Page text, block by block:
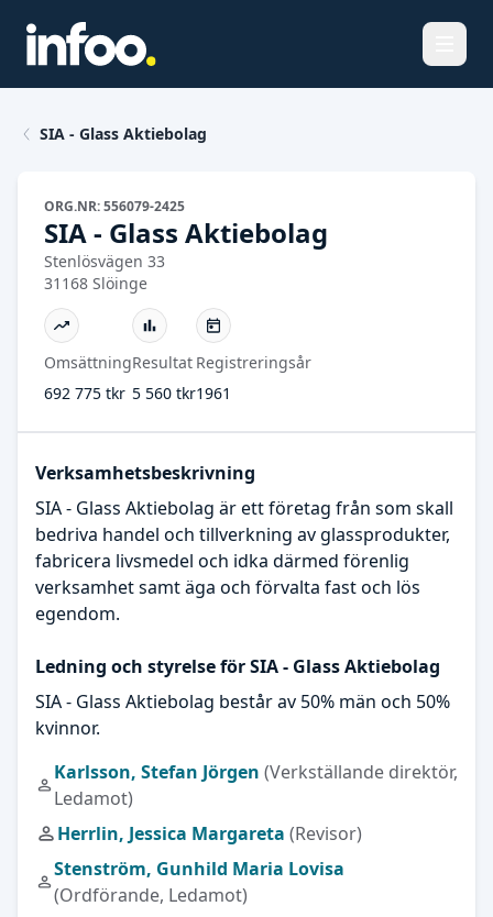
SIA - Glass Aktiebolag
ORG.NR: 556079-2425
SIA - Glass Aktiebolag
Stenlösvägen 33
31168 Slöinge
Omsättning
692 775 tkr
Resultat
5 560 tkr
Registreringsår
1961
Verksamhetsbeskrivning
SIA - Glass Aktiebolag är ett företag från som skall
bedriva handel och tillverkning av glassprodukter,
fabricera livsmedel och idka därmed förenlig
verksamhet samt äga och förvalta fast och lös
egendom.
Ledning och styrelse för SIA - Glass Aktiebolag
SIA - Glass Aktiebolag består av 50% män och 50%
kvinnor.
Karlsson, Stefan Jörgen (Verkställande direktör,
Ledamot)
Herrlin, Jessica Margareta (Revisor)
Stenström, Gunhild Maria Lovisa
(Ordförande, Ledamot)